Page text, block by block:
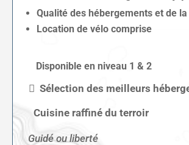
Qualité des hébergements et de
Location de vélo comprise
Disponible en niveau 1 & 2
Sélection des meilleurs
Cuisine raffiné du terroir
Guidé ou liberté